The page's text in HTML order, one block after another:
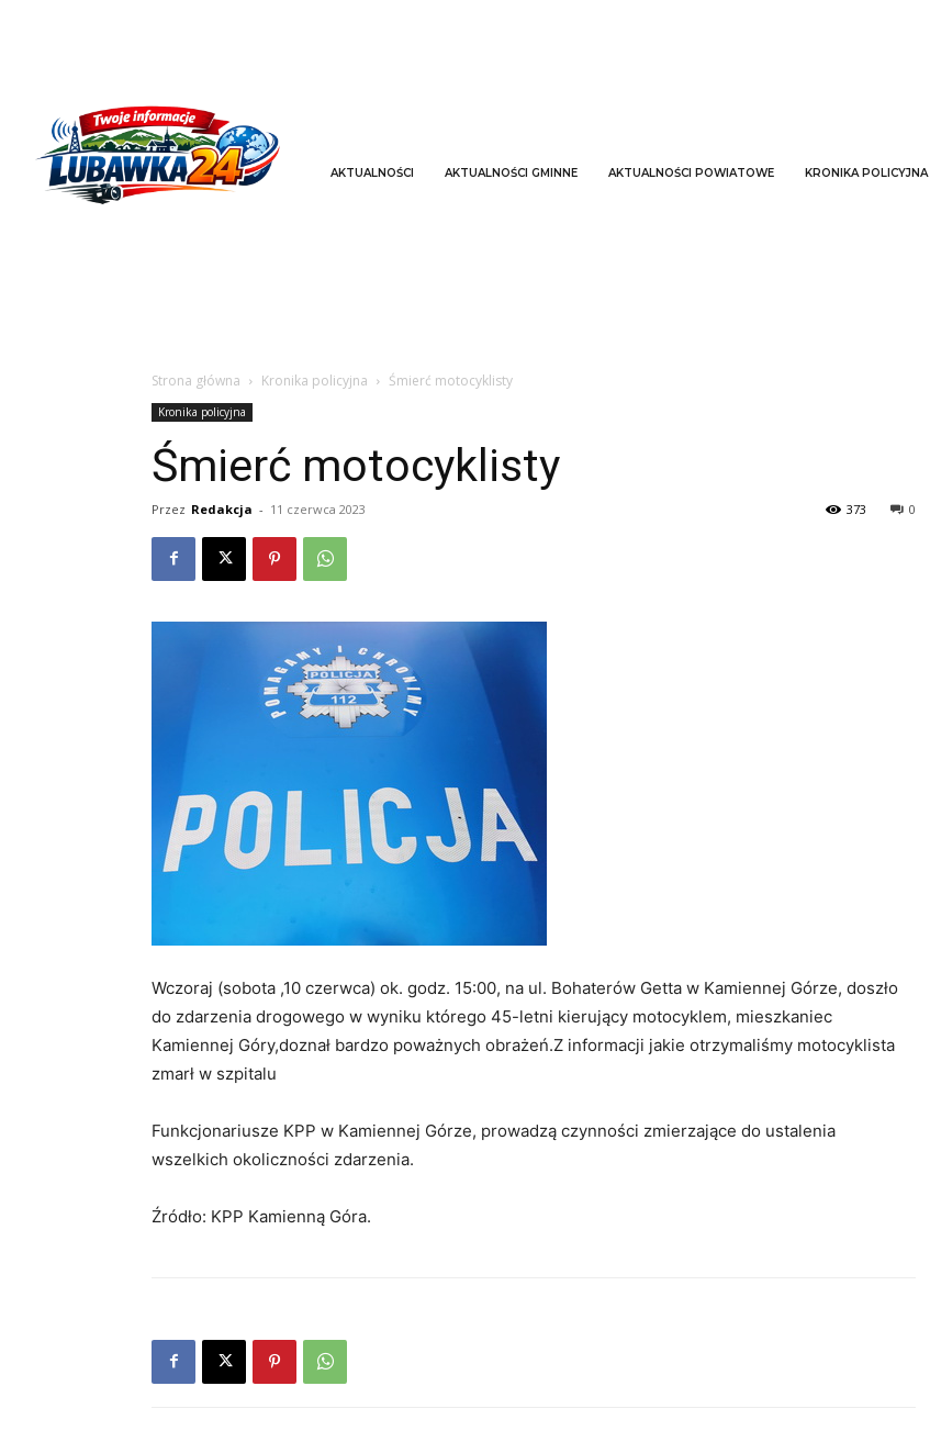
AKTUALNOŚCI AKTUALNOŚCI GMINNE AKTUALNOŚCI POWIATOWE KRONIKA POLICYJNA
Strona główna Kronika policyjna Śmierć motocyklisty
Kronika policyjna
Śmierć motocyklisty
Przez Redakcja - 11 czerwca 2023 0
373
Wczoraj (sobota ,10 czerwca) ok. godz. 15:00, na ul. Bohaterów Getta w Kamiennej Górze, doszło
do zdarzenia drogowego w wyniku którego 45-letni kierujący motocyklem, mieszkaniec
Kamiennej Góry,doznał bardzo poważnych obrażeń.Z informacji jakie otrzymaliśmy motocyklista
zmarł w szpitalu
Funkcjonariusze KPP w Kamiennej Górze, prowadzą czynności zmierzające do ustalenia
wszelkich okoliczności zdarzenia.
Źródło: KPP Kamienną Góra.